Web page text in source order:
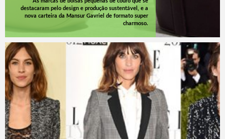
destacaram pelo design e produção sustentável, e a
nova carteira da Mansur Gavriel de formato super
charmoso.